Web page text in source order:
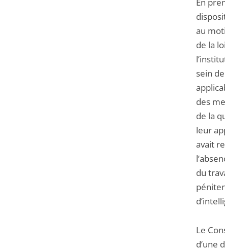
En
au
de la
sein
des
de la
leur
avait
du
Le
d’une